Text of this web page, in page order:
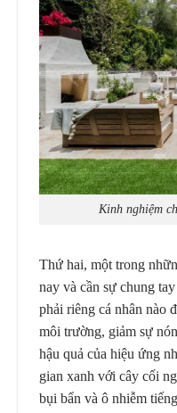
Kinh nghiệm
Thứ hai, một trong
nay và cần sự chung
phải riêng cá nhân nào
môi trường, giảm sự
hậu quả của hiệu ứng
gian xanh với cây cối
bụi bẩn và ô nhiễm